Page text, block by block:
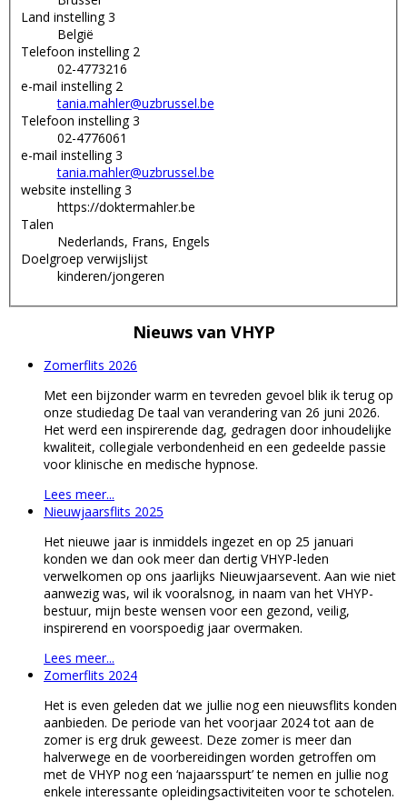
Land instelling 3
België
Telefoon instelling 2
02-4773216
e-mail instelling 2
tania.mahler@uzbrussel.be
Telefoon instelling 3
02-4776061
e-mail instelling 3
tania.mahler@uzbrussel.be
website instelling 3
https://doktermahler.be
Talen
Nederlands, Frans, Engels
Doelgroep verwijslijst
kinderen/jongeren
Nieuws van VHYP
Zomerflits 2026
Met een bijzonder warm en tevreden gevoel blik ik terug op
onze studiedag De taal van verandering van 26 juni 2026.
Het werd een inspirerende dag, gedragen door inhoudelijke
kwaliteit, collegiale verbondenheid en een gedeelde passie
voor klinische en medische hypnose.
Lees meer...
Nieuwjaarsflits 2025
Het nieuwe jaar is inmiddels ingezet en op 25 januari
konden we dan ook meer dan dertig VHYP-leden
verwelkomen op ons jaarlijks Nieuwjaarsevent. Aan wie niet
aanwezig was, wil ik vooralsnog, in naam van het VHYP-
bestuur, mijn beste wensen voor een gezond, veilig,
inspirerend en voorspoedig jaar overmaken.
Lees meer...
Zomerflits 2024
Het is even geleden dat we jullie nog een nieuwsflits konden
aanbieden. De periode van het voorjaar 2024 tot aan de
zomer is erg druk geweest. Deze zomer is meer dan
halverwege en de voorbereidingen worden getroffen om
met de VHYP nog een ‘najaarsspurt’ te nemen en jullie nog
enkele interessante opleidingsactiviteiten voor te schotelen.